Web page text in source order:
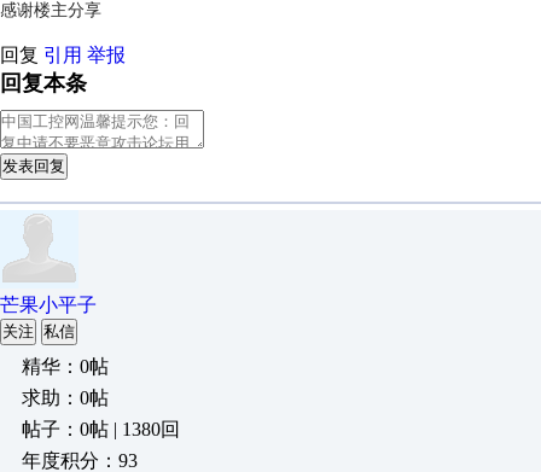
感谢楼主分享
回复 引用 举报
回复本条
发表回复
芒果小平子
关注 私信
精华：0帖
求助：0帖
帖子：0帖 | 1380回
年度积分：93